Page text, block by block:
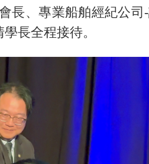
長、專業船舶經紀公
長全程接待。